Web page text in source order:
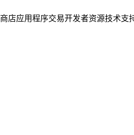
商店应用程序交易开发者资源技术支